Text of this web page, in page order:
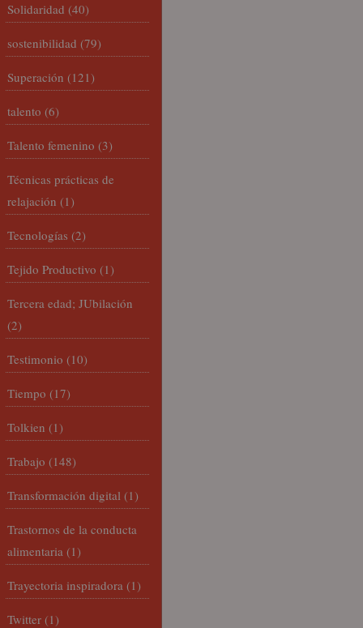
Solidaridad (40)
sostenibilidad (79)
Superación (121)
talento (6)
Talento femenino (3)
Técnicas prácticas de
relajación (1)
Tecnologías (2)
Tejido Productivo (1)
Tercera edad; JUbilación
(2)
Testimonio (10)
Tiempo (17)
Tolkien (1)
Trabajo (148)
Transformación digital (1)
Trastornos de la conducta
alimentaria (1)
Trayectoria inspiradora (1)
Twitter (1)